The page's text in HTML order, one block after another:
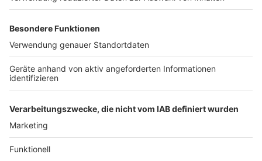
Hier informiert die GDL über den Streik der
Deutschen Bahn
Hier informiert die Deutsche Bahn
Hier informiert die Gewerkschaft verdi über den
Anzeige